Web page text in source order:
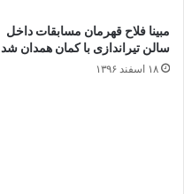
مبینا فلاح قهرمان مسابقات داخل
سالن تیراندازی با کمان همدان شد
۱۸ اسفند ۱۳۹۶